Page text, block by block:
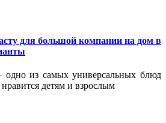
для большой компании на дом в
из самых универсальных блюд
детям и взрослым